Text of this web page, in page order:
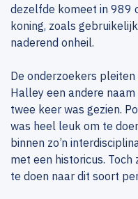
dezelfde komeet in 989
koning, zoals
naderend onheil.
De onderzoekers
Halley een andere
twee keer was gezien.
was heel leuk om te
binnen zo’n
met een historicus.
te doen naar dit soort